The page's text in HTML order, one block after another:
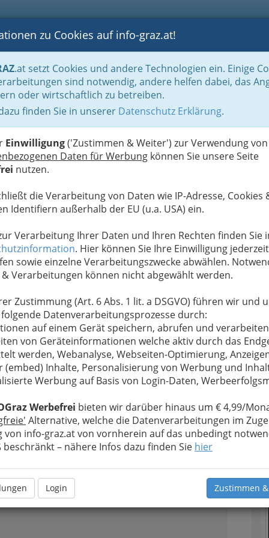
BLOGS FOTOS GASTRONOMIE BRANCHEN
zu Cookies auf info-graz.at!
.at setzt Cookies und andere Technologien ein. Einige
sind notwendig, andere helfen dabei, das
oder wirtschaftlich zu betreiben.
finden Sie in unserer Datenschutz Erklärung.
Einwilligung('Zustimmen & Weiter') zur Verwendung von
Daten für Werbung können Sie unsere Seite
nutzen.
die Verarbeitung von Daten wie IP-Adresse, Cookies
Identifiern außerhalb der EU (u.a. USA) ein.
Verarbeitung Ihrer Daten und Ihren Rechten finden Sie
. Hier können Sie Ihre Einwilligung jederzeit
sowie einzelne Verarbeitungszwecke abwählen.
& Verarbeitungen können nicht abgewählt werden.
Zustimmung (Art. 6 Abs. 1 lit. a DSGVO) führen wir und
Datenverarbeitungsprozesse durch:
auf einem Gerät speichern, abrufen und
von Geräteinformationen welche aktiv durch das
werden, Webanalyse, Webseiten-Optimierung,
(embed) Inhalte, Personalisierung von Werbung und
Werbung auf Basis von Login-Daten,
Werbefrei bieten wir darüber hinaus um € 4,99/
Alternative, welche die Datenverarbeitungen im
von info-graz.at von vornherein auf das unbedingt
beschränkt – nähere Infos dazu finden Sie hier
Login Zustimmen
Handel in Graz Spezielles Einkaufen und Schenken Außenhandel -
2
und Vertriebsgesellschaft mbH